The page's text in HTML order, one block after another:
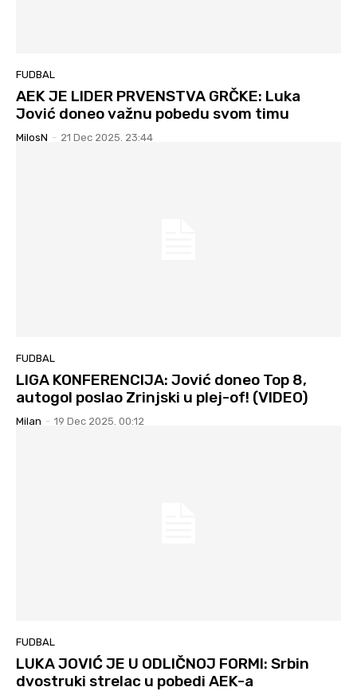
FUDBAL
AEK JE LIDER PRVENSTVA GRČKE: Luka
Jović doneo važnu pobedu svom timu
MilosN - 21 Dec 2025. 23:44
FUDBAL
LIGA KONFERENCIJA: Jović doneo Top 8,
autogol poslao Zrinjski u plej-of! (VIDEO)
Milan - 19 Dec 2025. 00:12
FUDBAL
LUKA JOVIĆ JE U ODLIČNOJ FORMI: Srbin
dvostruki strelac u pobedi AEK-a